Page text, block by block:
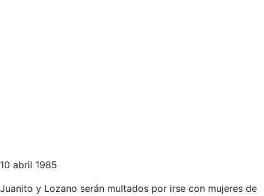
10 abril 1985
Juanito y Lozano serán multados por irse con mujeres de